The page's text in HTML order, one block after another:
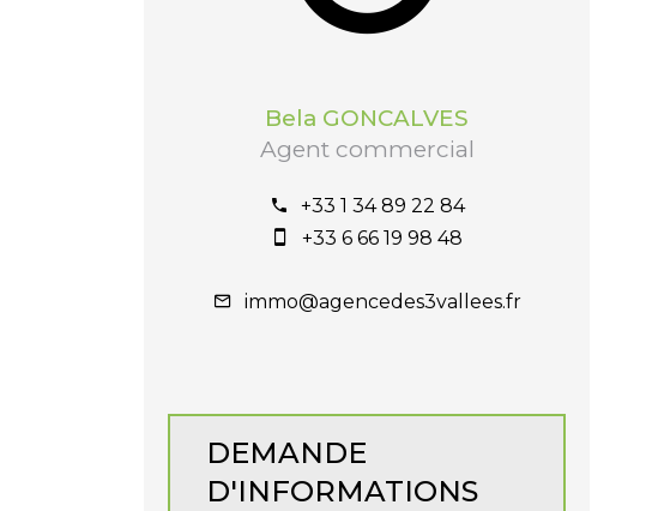
Bela GONCALVES
Agent commercial
+33 1 34 89 22 84
+33 6 66 19 98 48
immo@agencedes3vallees.fr
DEMANDE
D'INFORMATIONS